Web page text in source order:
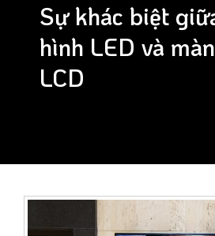
Sự khác biệt
hình LED và
LCD